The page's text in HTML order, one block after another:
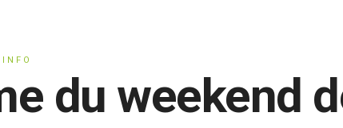
INFO
du weekend